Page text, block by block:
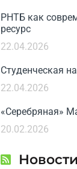
РНТБ как
ресурс
22.04.2026
Студенческая
22.04.2026
«Серебряная»
20.02.2026